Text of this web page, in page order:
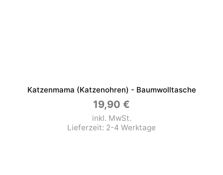
Katzenmama (Katzenohren) - Baumwolltasche
19,90 €
inkl. MwSt.
Lieferzeit: 2-4 Werktage